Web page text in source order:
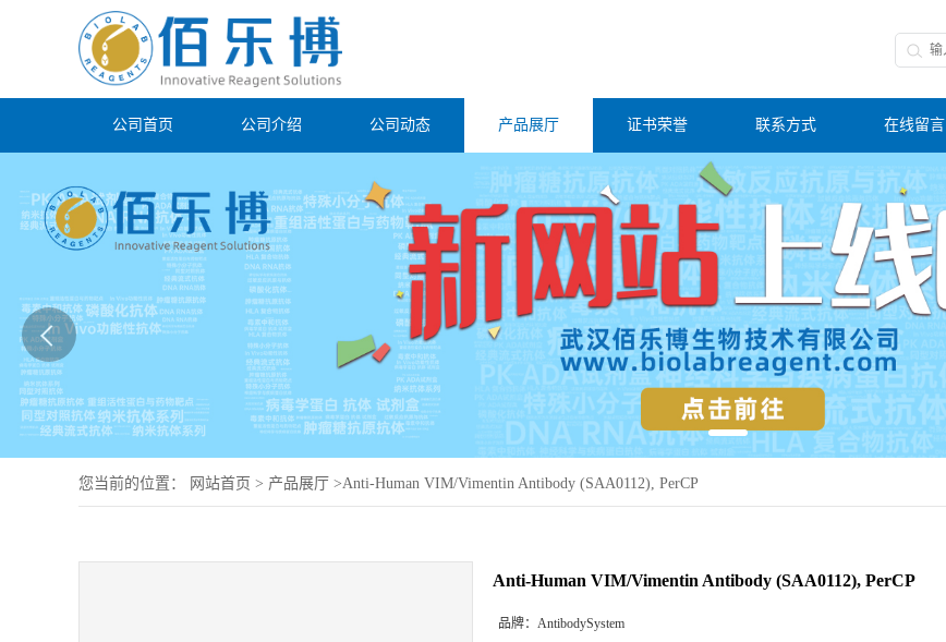
公司首页 公司介绍 公司动态 产品展厅 证书荣誉 联系方式 在线留言
您当前的位置： 网站首页 > 产品展厅 >Anti-Human VIM/Vimentin Antibody (SAA0112), PerCP
Anti-Human VIM/Vimentin Antibody (SAA0112), PerCP
品牌： AntibodySystem